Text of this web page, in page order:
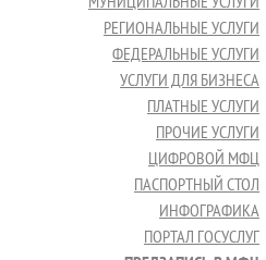
РЕГИОНАЛЬНЫЕ УСЛУГИ
ФЕДЕРАЛЬНЫЕ УСЛУГИ
УСЛУГИ ДЛЯ БИЗНЕСА
ПЛАТНЫЕ УСЛУГИ
ПРОЧИЕ УСЛУГИ
ЦИФРОВОЙ МФЦ
ПАСПОРТНЫЙ СТОЛ
ИНФОГРАФИКА
ПОРТАЛ ГОСУСЛУГ